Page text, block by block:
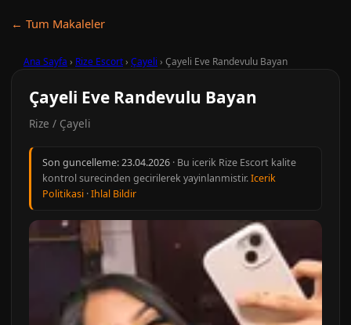
← Tum Makaleler
Ana Sayfa › Rize Escort› Çayeli › Çayeli Eve Randevulu Bayan
Çayeli Eve Randevulu Bayan
Rize / Çayeli
Son guncelleme:23.04.2026 · Bu icerik Rize Escort kalite
kontrol surecinden gecirilerek yayinlanmistir.Icerik
Politikasi ·Ihlal Bildir